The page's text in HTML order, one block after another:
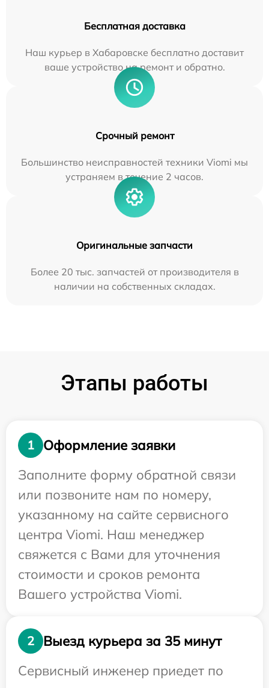
Бесплатная доставка
Наш курьер в Хабаровске бесплатно доставит
ваше устройство на ремонт и обратно.
Срочный ремонт
Большинство неисправностей техники Viomi мы
устраняем в течение 2 часов.
Оригинальные запчасти
Более 20 тыс. запчастей от производителя в
наличии на собственных складах.
Этапы работы
1
Оформление заявки
Заполните форму обратной связи
или позвоните нам по номеру,
указанному на сайте сервисного
центра Viomi. Наш менеджер
свяжется с Вами для уточнения
стоимости и сроков ремонта
Вашего устройства Viomi.
2
Выезд курьера за 35 минут
Сервисный инженер приедет по